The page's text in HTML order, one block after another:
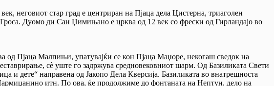
неговиот стар град е центриран на Пјаца дела Цистерна, триаголен
Дуомо ди Сан Џимињано е црква од 12 век со фрески од Гирландајо во
Пјаца Малпињи, упатувајќи се кон Пјаца Маџоре, некогаш сведок на
сè уште го задржува средновековниот шарм. Од Базиликата Свети
и дете“ направена од Јакопо Дела Кверсија. Базиликата во внатрешноста
итн. По ова, ќе продолжиме до фонтаната на Нептун, дело на